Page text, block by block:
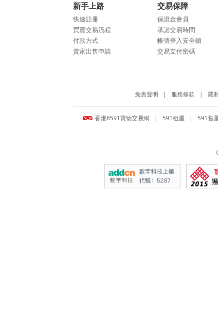
新手上路
快速註冊
買賣交易流程
付款方式
賣家出售申請
交易保障
保證金會員
承諾交易時間
帳號登入安全鎖
交易支付密碼
免責聲明 | 服務條款 | 隱
香港8591寶物交易網 | 591租屋 | 591售